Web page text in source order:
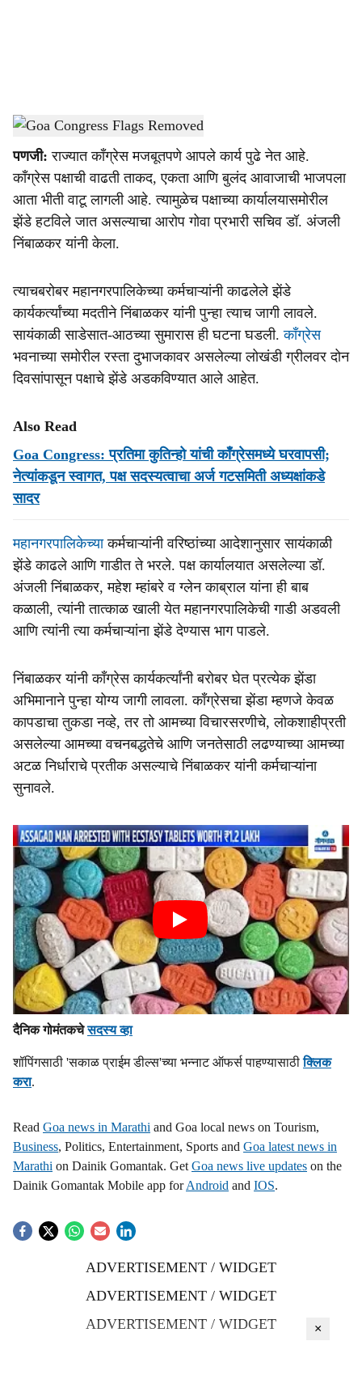
a
r
e
Goa Congress-Dainik Gomantak
पणजी: राज्यात काँग्रेस मजबूतपणे आपले कार्य पुढे नेत आहे.
काँग्रेस पक्षाची वाढती ताकद, एकता आणि बुलंद आवाजाची भाजपला
आता भीती वाटू लागली आहे. त्यामुळेच पक्षाच्या कार्यालयासमोरील
झेंडे हटविले जात असल्याचा आरोप गोवा प्रभारी सचिव डॉ. अंजली
निंबाळकर यांनी केला.
त्याचबरोबर महानगरपालिकेच्या कर्मचाऱ्यांनी काढलेले झेंडे
कार्यकर्त्यांच्या मदतीने निंबाळकर यांनी पुन्हा त्याच जागी लावले.
सायंकाळी साडेसात-आठच्या सुमारास ही घटना घडली.काँग्रेस
भवनाच्या समोरील रस्ता दुभाजकावर असलेल्या लोखंडी ग्रीलवर दोन
दिवसांपासून पक्षाचे झेंडे अडकविण्यात आले आहेत.
Also Read
Goa Congress: प्रतिमा कुतिन्हो यांची काँग्रेसमध्ये घरवापसी;
नेत्यांकडून स्वागत, पक्ष सदस्यत्वाचा अर्ज गटसमिती अध्यक्षांकडे
सादर
महानगरपालिकेच्याकर्मचाऱ्यांनी वरिष्ठांच्या आदेशानुसार सायंकाळी
झेंडे काढले आणि गाडीत ते भरले. पक्ष कार्यालयात असलेल्या डॉ.
अंजली निंबाळकर, महेश म्हांबरे व ग्लेन काब्राल यांना ही बाब
कळाली, त्यांनी तात्काळ खाली येत महानगरपालिकेची गाडी अडवली
आणि त्यांनी त्या कर्मचाऱ्यांना झेंडे देण्यास भाग पाडले.
निंबाळकर यांनी काँग्रेस कार्यकर्त्यांनी बरोबर घेत प्रत्येक झेंडा
अभिमानाने पुन्हा योग्य जागी लावला. काँग्रेसचा झेंडा म्हणजे केवळ
कापडाचा तुकडा नव्हे, तर तो आमच्या विचारसरणीचे, लोकशाहीप्रती
असलेल्या आमच्या वचनबद्धतेचे आणि जनतेसाठी लढण्याच्या आमच्या
अटळ निर्धाराचे प्रतीक असल्याचे निंबाळकर यांनी कर्मचाऱ्यांना
सुनावले.
दैनिक गोमंतकचेसदस्य व्हा
शॉपिंगसाठी 'सकाळ प्राईम डील्स'च्या भन्नाट ऑफर्स पाहण्यासाठीक्लिक
करा.
Read Goa news in Marathi and Goa local news on Tourism,
Business, Politics, Entertainment, Sports and Goa latest news in
Marathi on Dainik Gomantak. Get Goa news live updates on the
Dainik Gomantak Mobile app forAndroid and IOS.
ADVERTISEMENT / WIDGET
ADVERTISEMENT / WIDGET
ADVERTISEMENT / WIDGET
×